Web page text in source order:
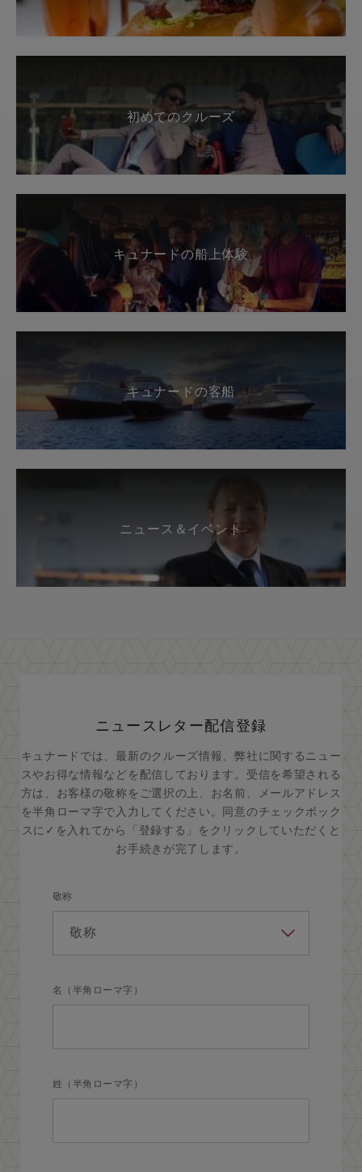
初めてのクルーズ
キュナードの船上体験
キュナードの客船
ニュース＆イベント
ニュースレター配信登録
キュナードでは、最新のクルーズ情報、弊社に関するニュー
スやお得な情報などを配信しております。受信を希望される
方は、お客様の敬称をご選択の上、お名前、メールアドレス
を半角ローマ字で入力してください。同意のチェックボック
スに✓を入れてから「登録する」をクリックしていただくと
お手続きが完了します。
敬称
名（半角ローマ字）
姓（半角ローマ字）